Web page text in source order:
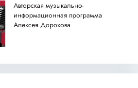
Авторская музыкально-
информационная программа
Алексея Дорохова